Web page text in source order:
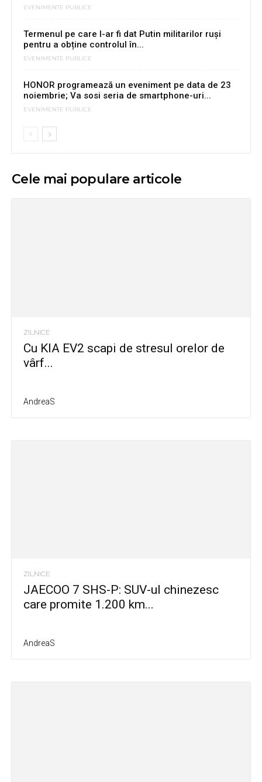
EVENIMENTE PUBLICE
Termenul pe care l-ar fi dat Putin militarilor ruși
pentru a obține controlul în...
EVENIMENTE PUBLICE
HONOR programează un eveniment pe data de 23
noiembrie; Va sosi seria de smartphone-uri...
EVENIMENTE PUBLICE
Cele mai populare articole
ZILNICE
Cu KIA EV2 scapi de stresul orelor de
vârf...
AndreaS
ZILNICE
JAECOO 7 SHS-P: SUV-ul chinezesc
care promite 1.200 km...
AndreaS